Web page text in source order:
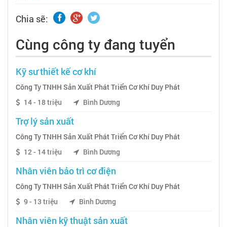
Chia sẽ:
Cùng công ty đang tuyển
Kỹ sư thiết kế cơ khí
Công Ty TNHH Sản Xuất Phát Triển Cơ Khí Duy Phát
14 - 18 triệu
Bình Dương
Trợ lý sản xuất
Công Ty TNHH Sản Xuất Phát Triển Cơ Khí Duy Phát
12 - 14 triệu
Bình Dương
Nhân viên bảo trì cơ điện
Công Ty TNHH Sản Xuất Phát Triển Cơ Khí Duy Phát
9 - 13 triệu
Bình Dương
Nhân viên kỹ thuật sản xuất